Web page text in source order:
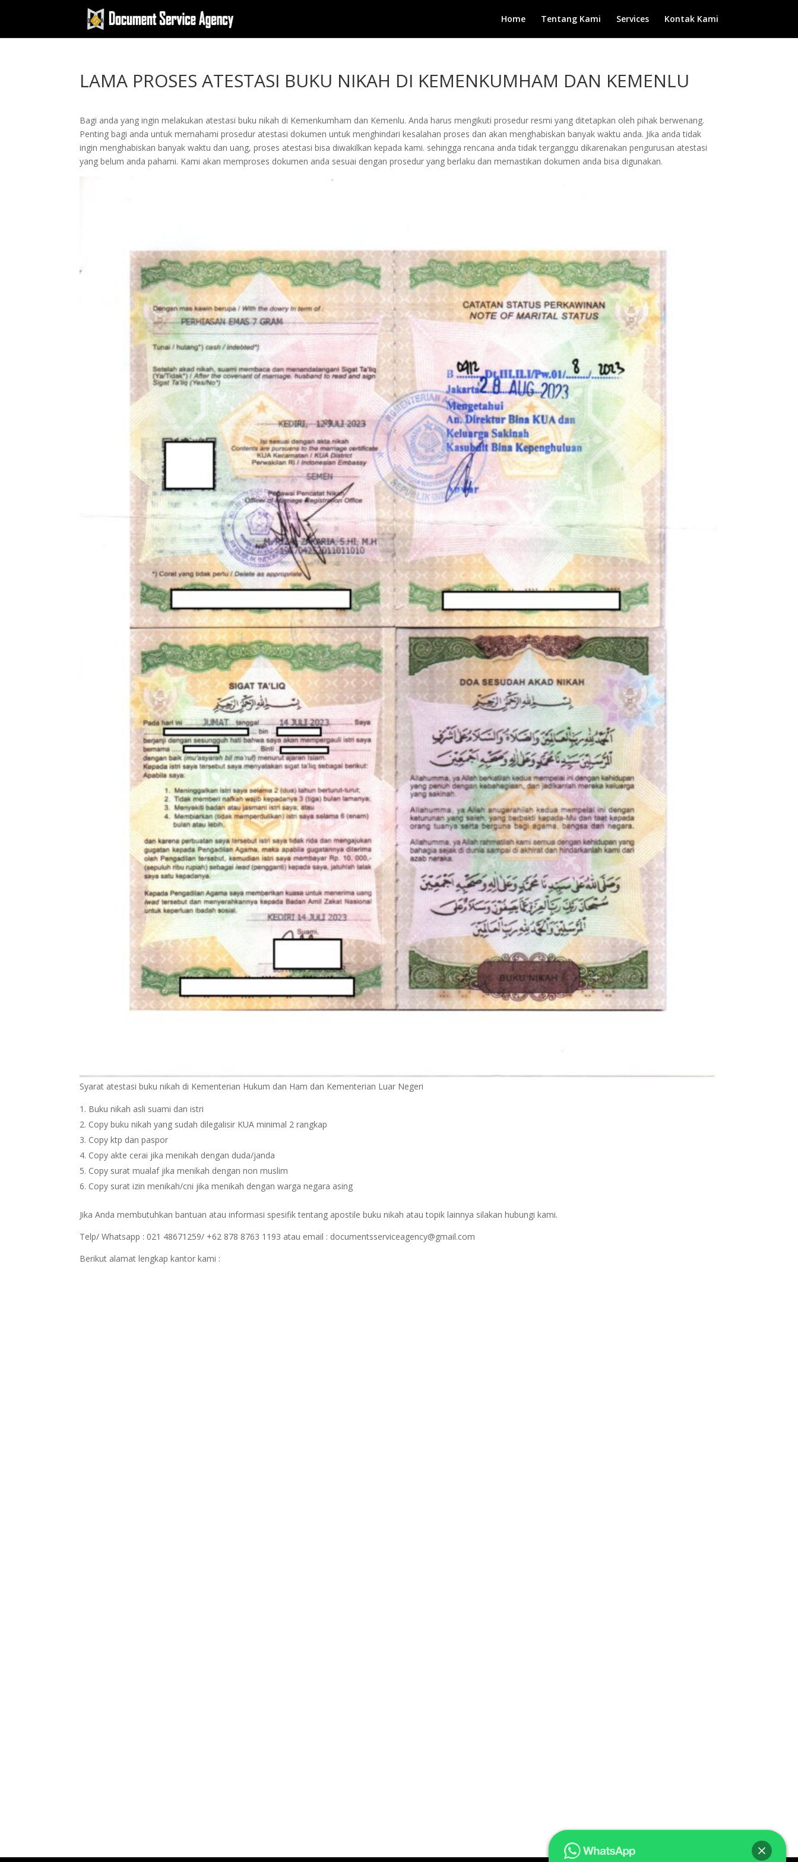
Home Tentang Kami Services Kontak Kami
LAMA PROSES ATESTASI BUKU NIKAH DI KEMENKUMHAM DAN KEMENLU
Bagi anda yang ingin melakukan atestasi buku nikah di Kemenkumham dan Kemenlu. Anda harus mengikuti prosedur resmi yang ditetapkan oleh pihak berwenang.
Penting bagi anda untuk memahami prosedur atestasi dokumen untuk menghindari kesalahan proses dan akan menghabiskan banyak waktu anda. Jika anda tidak
ingin menghabiskan banyak waktu dan uang, proses atestasi bisa diwakilkan kepada kami. sehingga rencana anda tidak terganggu dikarenakan pengurusan atestasi
yang belum anda pahami. Kami akan memproses dokumen anda sesuai dengan prosedur yang berlaku dan memastikan dokumen anda bisa digunakan.
Syarat atestasi buku nikah di Kementerian Hukum dan Ham dan Kementerian Luar Negeri
Buku nikah asli suami dan istri
Copy buku nikah yang sudah dilegalisir KUA minimal 2 rangkap
Copy ktp dan paspor
Copy akte cerai jika menikah dengan duda/janda
Copy surat mualaf jika menikah dengan non muslim
Copy surat izin menikah/cni jika menikah dengan warga negara asing
Jika Anda membutuhkan bantuan atau informasi spesifik tentang apostile buku nikah atau topik lainnya silakan hubungi kami.
Telp/ Whatsapp : 021 48671259/ +62 878 8763 1193 atau email : documentsserviceagency@gmail.com
Berikut alamat lengkap kantor kami :